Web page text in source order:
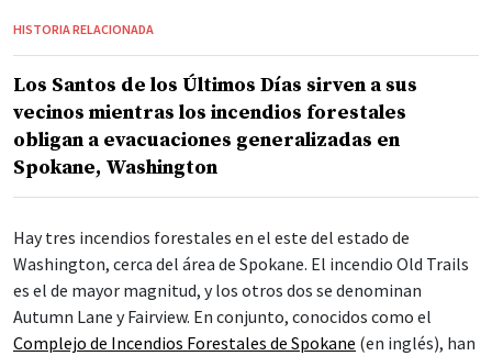
HISTORIA RELACIONADA
Los Santos de los Últimos Días sirven a sus
vecinos mientras los incendios forestales
obligan a evacuaciones generalizadas en
Spokane, Washington
Hay tres incendios forestales en el este del estado de
Washington, cerca del área de Spokane. El incendio Old Trails
es el de mayor magnitud, y los otros dos se denominan
Autumn Lane y Fairview. En conjunto, conocidos como el
Complejo de Incendios Forestales de Spokane (en inglés), han